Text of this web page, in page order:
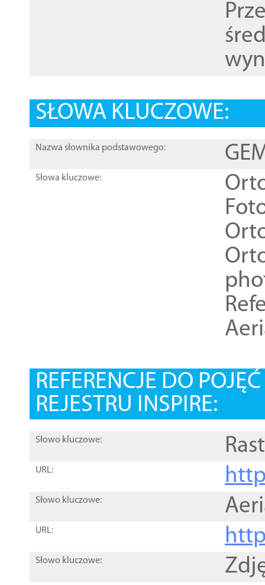
SŁOWA KLUCZOWE:
Nazwa słownika podstawowego:
Słowa kluczowe:
REFERENCJE DO
REJESTRU INSPIRE:
Słowo kluczowe:
URL:
Słowo kluczowe:
URL:
Słowo kluczowe: